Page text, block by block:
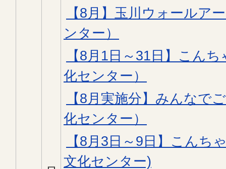
【8月】玉川ウォールア
ンター）
【8月1日～31日】こん
化センター）
【8月実施分】みんなで
化センター）
【8月3日～9日】こんち
文化センター)